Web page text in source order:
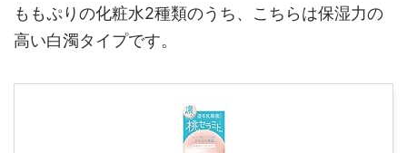
ももぷりの化粧水2種類のうち、こちらは保湿力の
高い白濁タイプです。